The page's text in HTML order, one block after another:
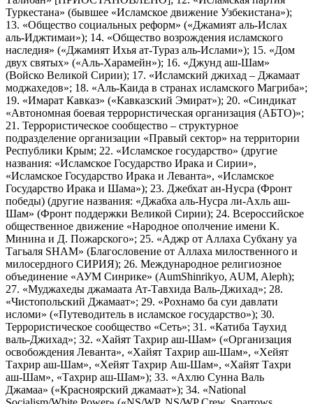
Туркестана» (бывшее «Исламское движение Узбекистана»);
13. «Общество социальных реформ» («Джамият аль-Ислах
аль-Иджтимаи»); 14. «Общество возрождения исламского
наследия» («Джамият Ихья ат-Тураз аль-Ислами»); 15. «Дом
двух святых» («Аль-Харамейн»); 16. «Джунд аш-Шам»
(Войско Великой Сирии); 17. «Исламский джихад – Джамаат
моджахедов»; 18. «Аль-Каида в странах исламского Магриба»;
19. «Имарат Кавказ» («Кавказский Эмират»); 20. «Синдикат
«Автономная боевая террористическая организация (АБТО)»;
21. Террористическое сообщество – структурное
подразделение организации «Правый сектор» на территории
Республики Крым; 22. «Исламское государство» (другие
названия: «Исламское Государство Ирака и Сирии»,
«Исламское Государство Ирака и Леванта», «Исламское
Государство Ирака и Шама»); 23. Джебхат ан-Нусра (Фронт
победы) (другие названия: «Джабха аль-Нусра ли-Ахль аш-
Шам» (Фронт поддержки Великой Сирии); 24. Всероссийское
общественное движение «Народное ополчение имени К.
Минина и Д. Пожарского»; 25. «Аджр от Аллаха Субхану уа
Тагьаля SHAM» (Благословение от Аллаха милоственного и
милосердного СИРИЯ); 26. Международное религиозное
объединение «АУМ Синрике» (AumShinrikyo, AUM, Aleph);
27. «Муджахеды джамаата Ат-Тавхида Валь-Джихад»; 28.
«Чистопольский Джамаат»; 29. «Рохнамо ба суи давлати
исломи» («Путеводитель в исламское государство»); 30.
Террористическое сообщество «Сеть»; 31. «Катиба Таухид
валь-Джихад»; 32. «Хайят Тахрир аш-Шам» («Организация
освобождения Леванта», «Хайят Тахрир аш-Шам», «Хейят
Тахрир аш-Шам», «Хейят Тахрир Аш-Шам», «Хайят Тахри
аш-Шам», «Тахрир аш-Шам»); 33. «Ахлю Сунна Валь
Джамаа» («Красноярский джамаат»); 34. «National